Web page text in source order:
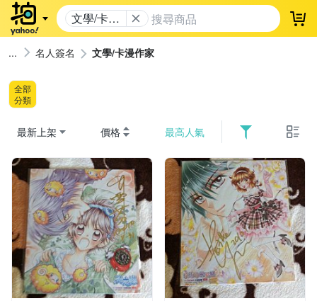
文學/卡漫
作家
登
名人簽名 文學/卡漫作家
全部
分類
最新上架 價格 最高人氣